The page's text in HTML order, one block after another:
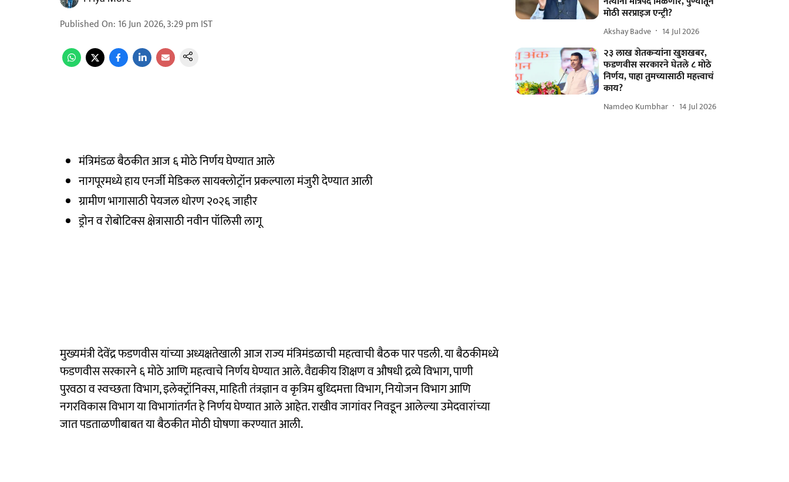
Published On: 16 Jun 2026, 3:29 pm IST
मंत्रिमंडळ बैठकीत आज ६ मोठे निर्णय घेण्यात आले
नागपूरमध्ये हाय एनर्जी मेडिकल सायक्लोट्रॉन प्रकल्पाला मंजुरी देण्यात आली
ग्रामीण भागासाठी पेयजल धोरण २०२६ जाहीर
ड्रोन व रोबोटिक्स क्षेत्रासाठी नवीन पॉलिसी लागू
मुख्यमंत्री देवेंद्र फडणवीस यांच्या अध्यक्षतेखाली आज राज्य मंत्रिमंडळाची महत्वाची बैठक पार पडली. या बैठकीमध्ये
फडणवीस सरकारने ६ मोठे आणि महत्वाचे निर्णय घेण्यात आले. वैद्यकीय शिक्षण व औषधी द्रव्ये विभाग, पाणी
पुरवठा व स्वच्छता विभाग, इलेक्ट्रॉनिक्स, माहिती तंत्रज्ञान व कृत्रिम बुध्दिमत्ता विभाग, नियोजन विभाग आणि
नगरविकास विभाग या विभागांतर्गत हे निर्णय घेण्यात आले आहेत. राखीव जागांवर निवडून आलेल्या उमेदवारांच्या
जात पडताळणीबाबत या बैठकीत मोठी घोषणा करण्यात आली.
मोठी सरप्राइज एन्ट्री?
Akshay Badve 14 Jul 2026
२३ लाख शेतकऱ्यांना खुशखबर,
फडणवीस सरकारने घेतले ८ मोठे
निर्णय, पाहा तुमच्यासाठी महत्त्वाचं
काय?
Namdeo Kumbhar 14 Jul 2026